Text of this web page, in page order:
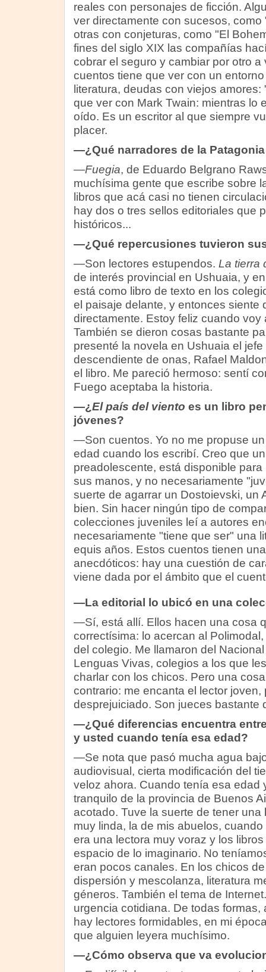
reales con personajes de ficción.
ver directamente con sucesos, como
otras con conjeturas, como "El
fines del siglo XIX las compañías
cobrar el seguro y cambiar por otro
cuentos tiene que ver con un
literatura, deudas con viejos
que ver con Mark Twain: mientras lo
oído. Es un escritor al que siempre
placer.
—¿Qué narradores de la
—Fuegia, de Eduardo Belgrano
muchísima gente que escribe sobre
libros que acá casi no tienen
hay dos o tres sellos editoriales que
históricos...
—¿Qué repercusiones tuvieron
—Son lectores estupendos. La tierra
de interés provincial en Ushuaia, y
está como libro de texto en los
el paisaje delante, y entonces siente
directamente. Estoy feliz cuando voy
También se dieron cosas bastante
presenté la novela en Ushuaia el
descendiente de onas, Rafael
el libro. Me pareció hermoso: sentí
Fuego aceptaba la historia.
—¿El país del viento es un libro
jóvenes?
—Son cuentos. Yo no me propuse
edad cuando los escribí. Creo que
preadolescente, está disponible
sus manos, y no necesariamente
suerte de agarrar un Dostoievski, un
bien. Sin hacer ningún tipo de
colecciones juveniles leí a autores
necesariamente "tiene que ser" una
equis años. Estos cuentos tienen
anecdóticos: hay una cuestión de
viene dada por el ámbito que el
—La editorial lo ubicó en una
—Sí, está allí. Ellos hacen una cosa
correctísima: lo acercan al
del colegio. Me llamaron del
Lenguas Vivas, colegios a los que
charlar con los chicos. Pero una
contrario: me encanta el lector joven,
desprejuiciado. Son jueces bastante
—¿Qué diferencias encuentra
y usted cuando tenía esa edad?
—Se nota que pasó mucha agua
audiovisual, cierta modificación del
veloz ahora. Cuando tenía esa edad
tranquilo de la provincia de Buenos
acotado. Tuve la suerte de tener
muy linda, la de mis abuelos,
era una lectora muy voraz y los
espacio de lo imaginario. No
eran pocos canales. En los chicos
dispersión y mescolanza, literatura
géneros. También el tema de
urgencia cotidiana. De todas
hay lectores formidables, en mi
que alguien leyera muchísimo.
—¿Cómo observa que va